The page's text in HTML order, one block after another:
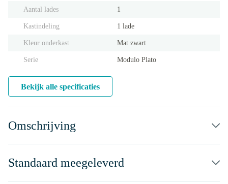
Aantal lades 1
Kastindeling 1 lade
Kleur onderkast Mat zwart
Serie Modulo Plato
Bekijk alle specificaties
Omschrijving
Standaard meegeleverd